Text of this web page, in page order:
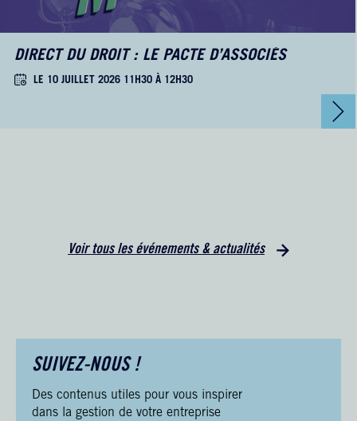
DIRECT DU DROIT : LE PACTE D’ASSOCIÉS
LE 10 JUILLET 2026 11H30 À 12H30
Voir tous les événements & actualités
SUIVEZ-NOUS !
Des contenus utiles pour vous inspirer
dans la gestion de votre entreprise